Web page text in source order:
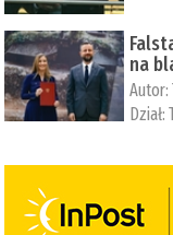
na
Autor:
Dział: